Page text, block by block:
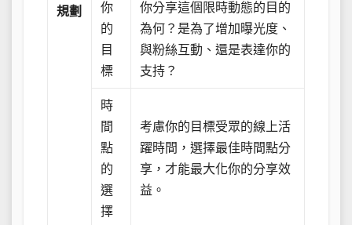
規劃
你
的
目
標
你分享這個限時動態的目的
為何？是為了增加曝光度、
與粉絲互動、還是表達你的
支持？
時
間
點
的
選
擇
考慮你的目標受眾的線上活
躍時間，選擇最佳時間點分
享，才能最大化你的分享效
益。